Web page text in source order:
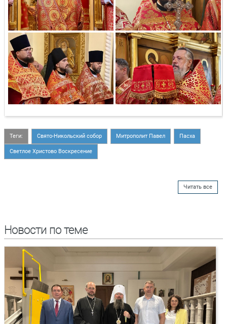
Теги: Свято-Никольский собор Митрополит Павел Пасха
Светлое Христово Воскресение
Читать все
Новости по теме